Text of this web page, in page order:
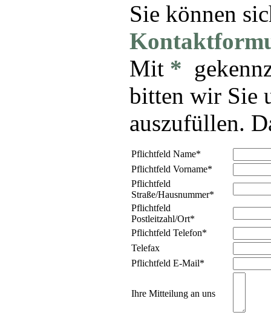
Sie können
Mit *
bitten wir Sie
auszufüllen.
Pflichtfeld Name*
Pflichtfeld Vorname*
Pflichtfeld
Straße/Hausnummer*
Pflichtfeld
Postleitzahl/Ort*
Pflichtfeld Telefon*
Telefax
Pflichtfeld E-Mail*
Ihre Mitteilung an uns